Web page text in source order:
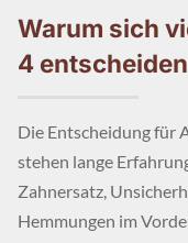
Warum sich
4 entscheiden
Die Entscheidung für
stehen lange
Zahnersatz,
Hemmungen im